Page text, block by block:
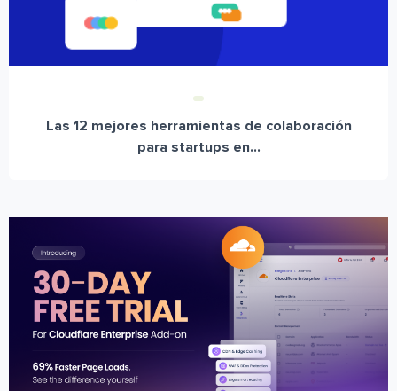
Las 12 mejores herramientas de colaboración
para startups en...